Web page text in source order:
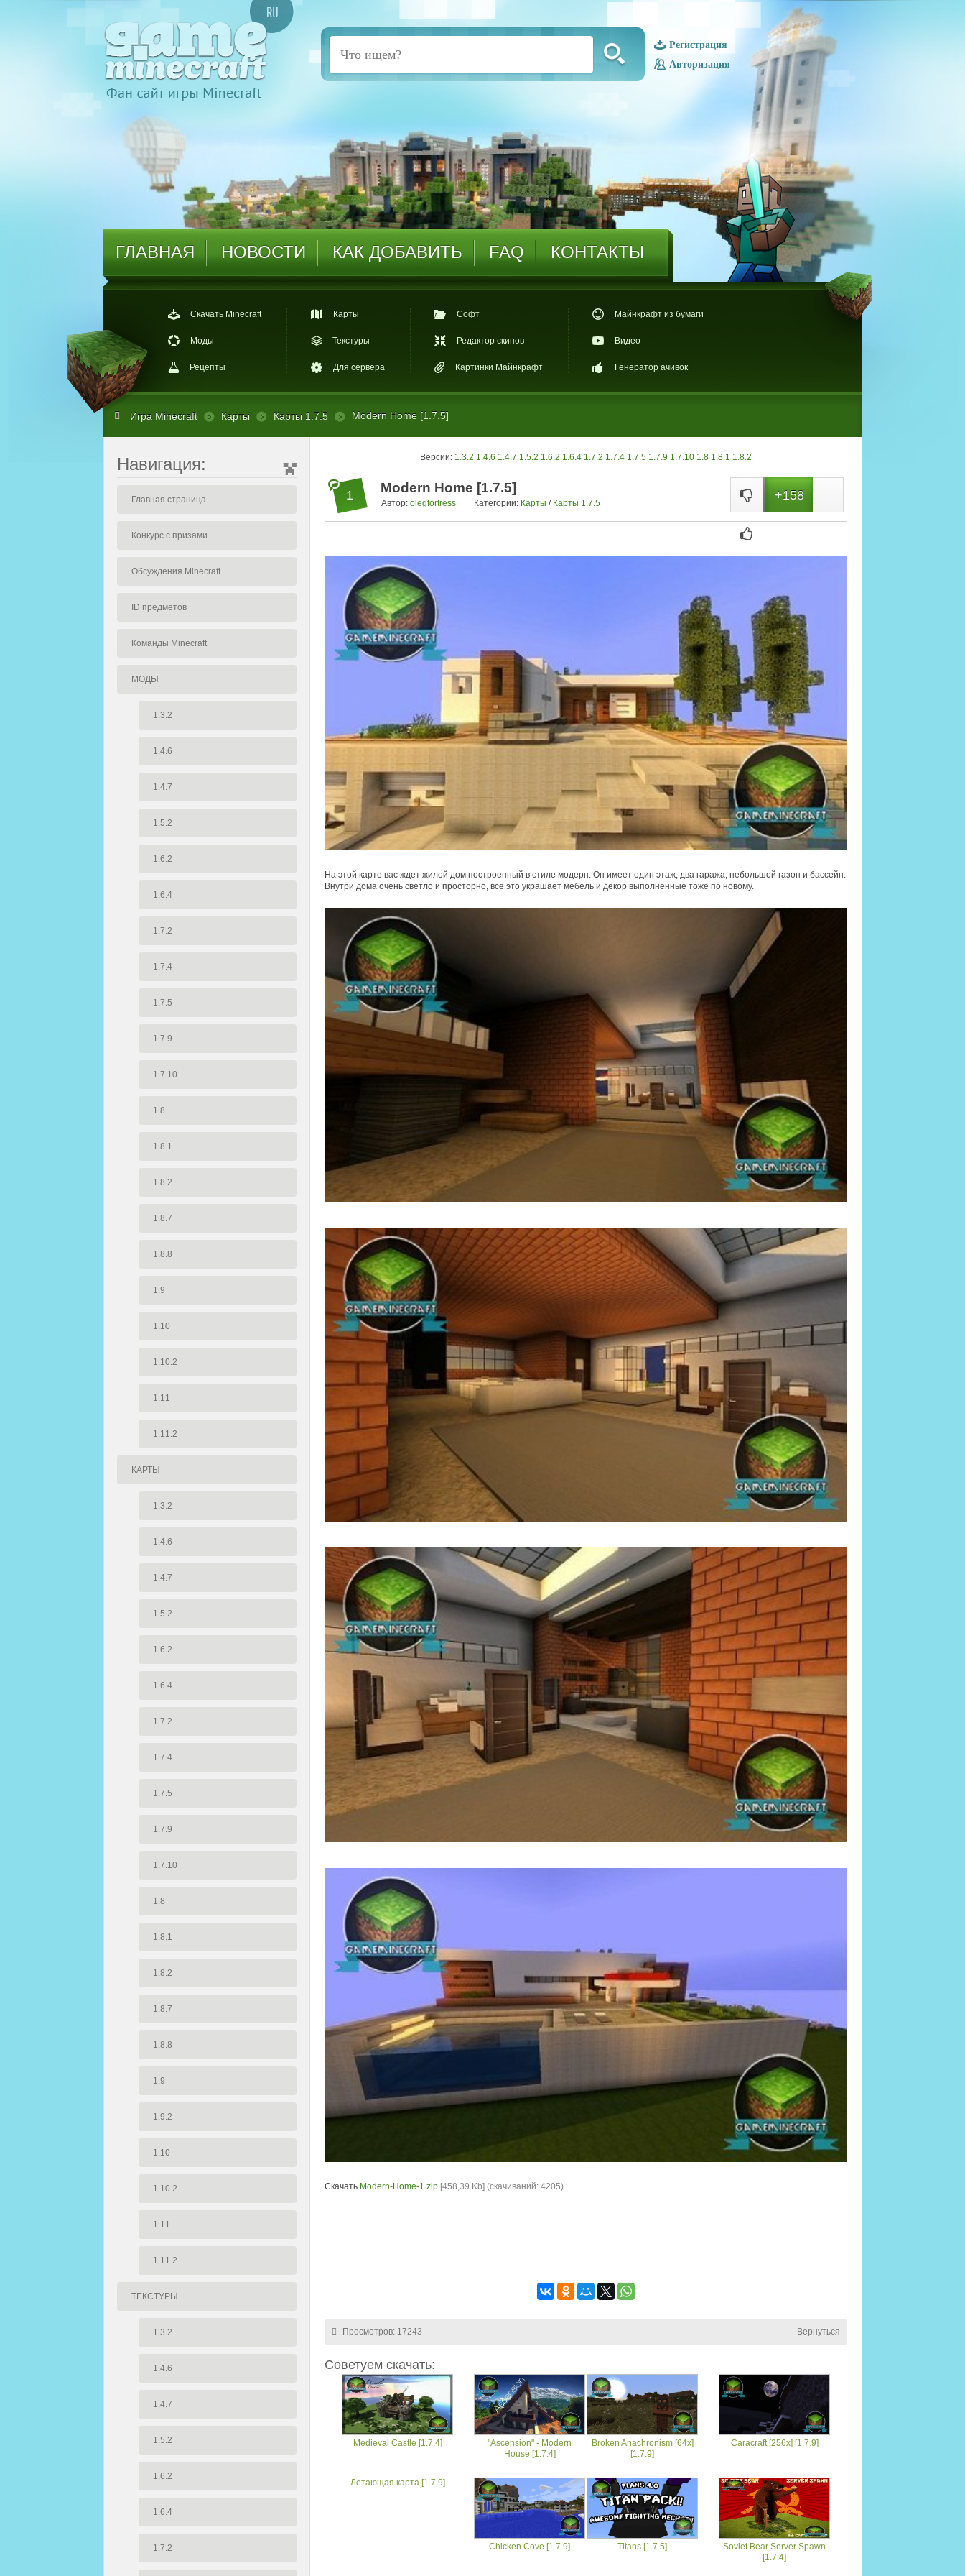
Регистрация
Авторизация
ГЛАВНАЯ НОВОСТИ КАК ДОБАВИТЬ FAQ КОНТАКТЫ
Скачать Minecraft
Моды
Рецепты
Карты
Текстуры
Для сервера
Софт
Редактор скинов
Картинки Майнкрафт
Майнкрафт из бумаги
Видео
Генератор ачивок
Игра Minecraft Карты Карты 1.7.5 Modern Home [1.7.5]
Навигация:
Главная страница
Конкурс с призами
Обсуждения Minecraft
ID предметов
Команды Minecraft
МОДЫ
1.3.2
1.4.6
1.4.7
1.5.2
1.6.2
1.6.4
1.7.2
1.7.4
1.7.5
1.7.9
1.7.10
1.8
1.8.1
1.8.2
1.8.7
1.8.8
1.9
1.10
1.10.2
1.11
1.11.2
КАРТЫ
1.3.2
1.4.6
1.4.7
1.5.2
1.6.2
1.6.4
1.7.2
1.7.4
1.7.5
1.7.9
1.7.10
1.8
1.8.1
1.8.2
1.8.7
1.8.8
1.9
1.9.2
1.10
1.10.2
1.11
1.11.2
ТЕКСТУРЫ
1.3.2
1.4.6
1.4.7
1.5.2
1.6.2
1.6.4
1.7.2
Версии: 1.3.2 1.4.6 1.4.7 1.5.2 1.6.2 1.6.4 1.7.2 1.7.4 1.7.5 1.7.9 1.7.10 1.8 1.8.1 1.8.2
1 Modern Home [1.7.5]
Автор: olegfortress Категории: Карты / Карты 1.7.5
+158
На этой карте вас ждет жилой дом построенный в стиле модерн. Он имеет один этаж, два гаража, небольшой газон и бассейн.
Внутри дома очень светло и просторно, все это украшает мебель и декор выполненные тоже по новому.
Скачать Modern-Home-1.zip [458,39 Kb] (cкачиваний: 4205)
Просмотров: 17243 Вернуться
Советуем скачать:
Medieval Castle [1.7.4]
"Ascension" - Modern
House [1.7.4]
Broken Anachronism [64x]
[1.7.9]
Caracraft [256x] [1.7.9]
Летающая карта [1.7.9]
Chicken Cove [1.7.9] Titans [1.7.5]
Soviet Bear Server Spawn
[1.7.4]